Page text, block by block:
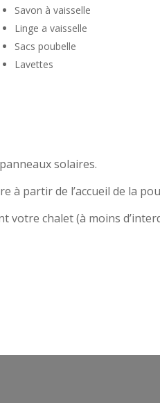
Savon à vaisselle
Linge a vaisselle
Sacs poubelle
Lavettes
solaires.
à partir de l’accueil de la
votre chalet (à moins